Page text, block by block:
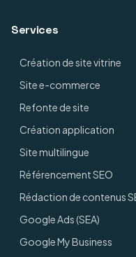
Services
Création de site vitrine
Site e-commerce
Refonte de site
Création application
Site multilingue
Référencement SEO
Rédaction de contenus
Google Ads (SEA)
Google My Business